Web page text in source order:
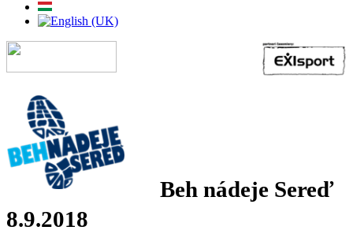
Beh nádeje Sereď
8.9.2018